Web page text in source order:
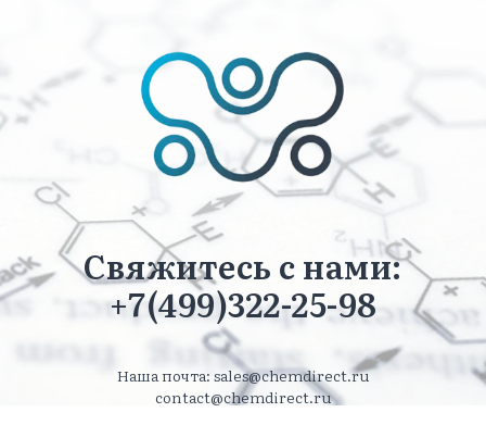
Свяжитесь с нами:
+7(499)322-25-98
Наша почта: sales@chemdirect.ru
contact@chemdirect.ru